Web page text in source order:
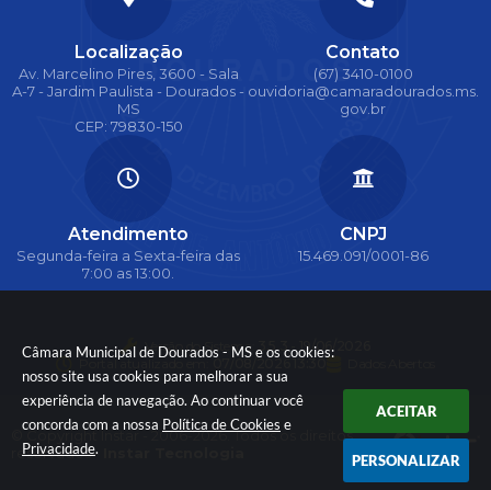
Câmara Municipal de Dourados - MS e os cookies:
nosso site usa cookies para melhorar a sua
experiência de navegação. Ao continuar você
concorda com a nossa Política de Cookies e
Privacidade.
ACEITAR
PERSONALIZAR
Localização
Av. Marcelino Pires, 3600 - Sala
A-7 - Jardim Paulista - Dourados -
MS
CEP: 79830-150
Contato
(67) 3410-0100
ouvidoria@camaradourados.ms.
gov.br
Atendimento
Segunda-feira a Sexta-feira das
7:00 as 13:00.
CNPJ
15.469.091/0001-86
Versão do Sistema:3.5.3 - 19/06/2026
Portal atualizado em:
© Copyright Instar - 2006-2026. Todos os direitos
reservados -